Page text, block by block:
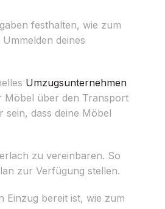
festhalten, wie zum
deines
Umzugsunternehmen
Möbel über den Transport
dass deine Möbel
zu vereinbaren. So
zur Verfügung stellen.
bereit ist, wie zum